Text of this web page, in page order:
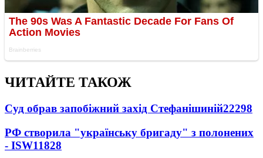
ЧИТАЙТЕ ТАКОЖ
Суд обрав запобіжний захід Стефанішиній22298
РФ створила "українську бригаду" з полонених
- ISW11828